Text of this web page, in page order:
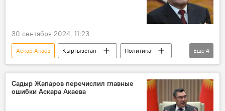
30 сентября 2024, 11:23
Аскар Акаев Кыргызстан
Политика
статус
экс-президент
восстановление
заявление
Еще 4
Садыр Жапаров перечислил главные
ошибки Аскара Акаева